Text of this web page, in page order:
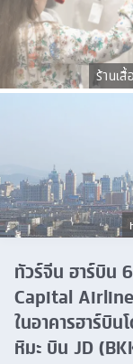
ร้านเ
ทัวร์จีน ฮาร์บิน
Capital
ในอาคารฮาร์บิ
หิมะ บิน JD